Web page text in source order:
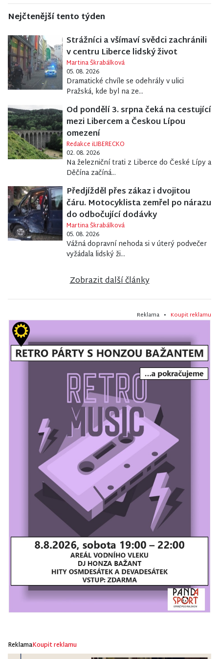
Nejčtenější tento týden
Strážníci a všímaví svědci zachránili
v centru Liberce lidský život
Martina Škrabálková
05. 08. 2026
Dramatické chvíle se odehrály v ulici
Pražská, kde byl na ze...
Od pondělí 3. srpna čeká na cestující
mezi Libercem a Českou Lípou
omezení
Redakce iLIBERECKO
02. 08. 2026
Na železniční trati z Liberce do České Lípy a
Děčína začíná...
Předjížděl přes zákaz i dvojitou
čáru. Motocyklista zemřel po nárazu
do odbočující dodávky
Martina Škrabálková
05. 08. 2026
Vážná dopravní nehoda si v úterý podvečer
vyžádala lidský ži...
Zobrazit další články
Reklama • Koupit reklamu
ReklamaKoupit reklamu